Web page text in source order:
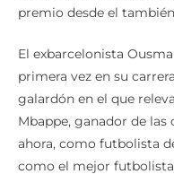
premio desde el
El exbarcelonista
primera vez en su
galardón en el que
Mbappe, ganador de las
ahora, como futbolista
como el mejor futbolista